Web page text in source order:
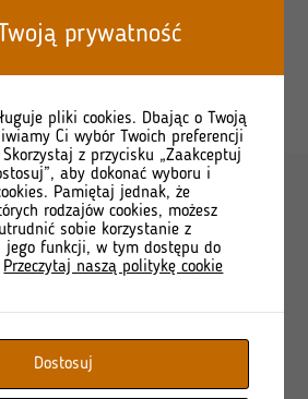
Na skróty
O firmie
prywatność
pliki cookies. Dbając o Twoją
Ci wybór Twoich preferencji
z przycisku „Zaakceptuj
aby dokonać wyboru i
Pamiętaj jednak, że
rodzajów cookies, możesz
sobie korzystanie z
jego funkcji, w tym dostępu do
Przeczytaj naszą politykę cookie
Dostosuj